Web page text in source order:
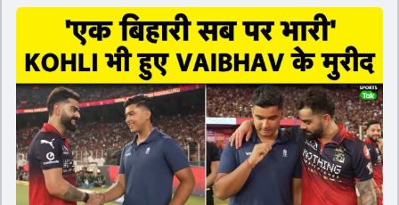
स्ट्राइक रेट के साथ मोस्ट वैल्युएबल प्लेयर का खिताब जीता। इसके अलावा पंजाब
और बेंगलुरु के प्रदर्शन के साथ-साथ लक्ष्य का पीछा करने वाली टीमों की सफलता
के आंकड़ों का भी विश्लेषण किया गया है।